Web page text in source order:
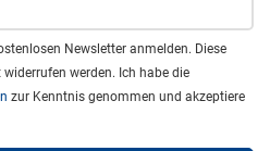
Newsletter anmelden. Diese
werden. Ich habe die
zur Kenntnis genommen und akzeptiere